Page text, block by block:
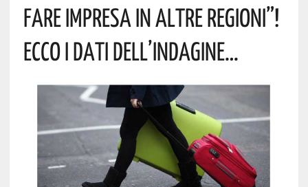
Fare Impresa In Altre Regioni”!
Ecco I Dati Dell’indagine…